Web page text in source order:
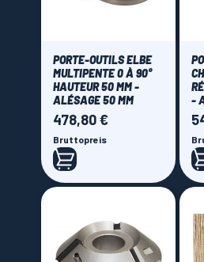
(2)
Reglable de 30° à 75°(1)
45°(2)
Brand
Elbe(3)
Leut
0,00 € -
PORTE-OUTILS ELBE
MULTIPENTE 0 À 90°
HAUTEUR 50 MM -
ALÉSAGE 50 MM
Preis
478,80 €
Bruttopreis
-